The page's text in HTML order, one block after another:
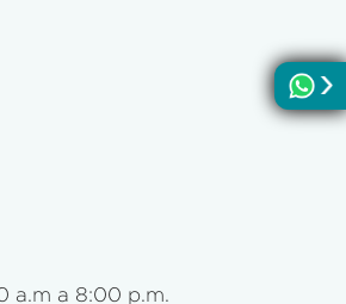
a.m a 8:00 p.m.